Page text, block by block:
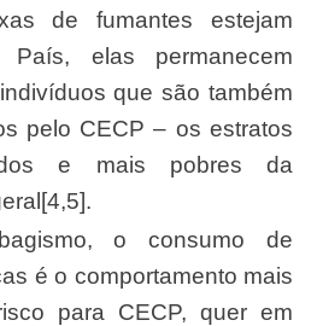
de fumantes estejam
País, elas permanecem
que são também
pelo CECP – os estratos
e mais pobres da
é o comportamento mais
para CECP, quer em